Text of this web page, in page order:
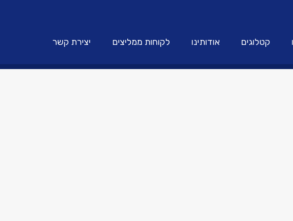
קטלוגים אודותינו לקוחות ממליצים יצירת קשר